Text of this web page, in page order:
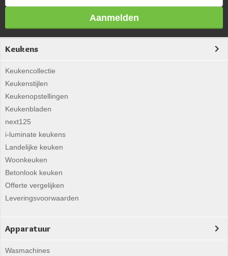
Aanmelden
Keukens
Keukencollectie
Keukenstijlen
Keukenopstellingen
Keukenbladen
next125
i-luminate keukens
Landelijke keuken
Woonkeuken
Betonlook keuken
Offerte vergelijken
Leveringsvoorwaarden
Apparatuur
Wasmachines